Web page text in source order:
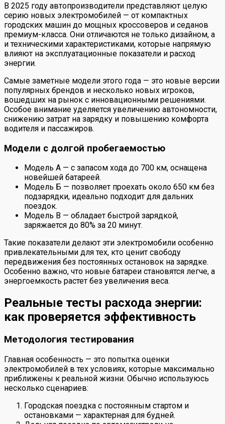
В 2025 году автопроизводители представляют целую
серию новых электромобилей — от компактных
городских машин до мощных кроссоверов и седанов
премиум-класса. Они отличаются не только дизайном, а
и техническими характеристиками, которые напрямую
влияют на эксплуатационные показатели и расход
энергии.
Самые заметные модели этого года — это новые версии
популярных брендов и несколько новых игроков,
вошедших на рынок с инновационными решениями.
Особое внимание уделяется увеличению автономности,
снижению затрат на зарядку и повышению комфорта
водителя и пассажиров.
Модели с долгой пробегаемостью
Модель А — с запасом хода до 700 км, оснащена
новейшей батареей.
Модель Б — позволяет проехать около 650 км без
подзарядки, идеально подходит для дальних
поездок.
Модель В — обладает быстрой зарядкой,
заряжается до 80% за 20 минут.
Такие показатели делают эти электромобили особенно
привлекательными для тех, кто ценит свободу
передвижения без постоянных остановок на зарядке.
Особенно важно, что новые батареи становятся легче, а
энергоемкость растет без увеличения веса.
Реальные тесты расхода энергии:
как проверяется эффективность
Методология тестирования
Главная особенность — это попытка оценки
электромобилей в тех условиях, которые максимально
приближены к реальной жизни. Обычно используюсь
несколько сценариев:
Городская поездка с постоянным стартом и
остановками — характерная для будней.